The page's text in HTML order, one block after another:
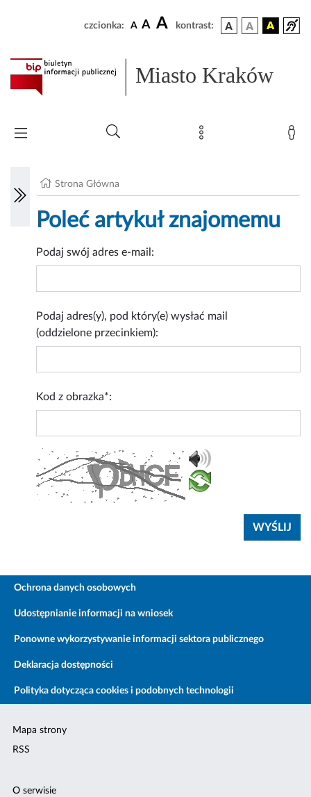
czcionka: A A A kontrast:
Miasto Kraków
Strona Główna
Poleć artykuł znajomemu
Podaj swój adres e-mail:
Podaj adres(y), pod który(e) wysłać mail
(oddzielone przecinkiem):
Kod z obrazka*:
Ochrona danych osobowych
Udostępnianie informacji na wniosek
Ponowne wykorzystywanie informacji sektora publicznego
Deklaracja dostępności
Polityka dotycząca cookies i podobnych technologii
Mapa strony
RSS
O serwisie